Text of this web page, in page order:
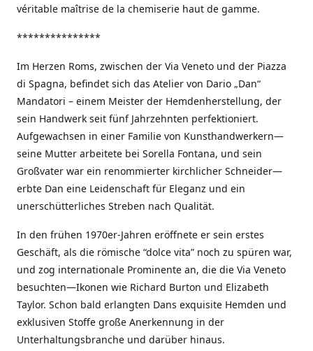
véritable maîtrise de la chemiserie haut de gamme.
***************
Im Herzen Roms, zwischen der Via Veneto und der Piazza
di Spagna, befindet sich das Atelier von Dario „Dan“
Mandatori – einem Meister der Hemdenherstellung, der
sein Handwerk seit fünf Jahrzehnten perfektioniert.
Aufgewachsen in einer Familie von Kunsthandwerkern—
seine Mutter arbeitete bei Sorella Fontana, und sein
Großvater war ein renommierter kirchlicher Schneider—
erbte Dan eine Leidenschaft für Eleganz und ein
unerschütterliches Streben nach Qualität.
In den frühen 1970er-Jahren eröffnete er sein erstes
Geschäft, als die römische “dolce vita” noch zu spüren war,
und zog internationale Prominente an, die die Via Veneto
besuchten—Ikonen wie Richard Burton und Elizabeth
Taylor. Schon bald erlangten Dans exquisite Hemden und
exklusiven Stoffe große Anerkennung in der
Unterhaltungsbranche und darüber hinaus.